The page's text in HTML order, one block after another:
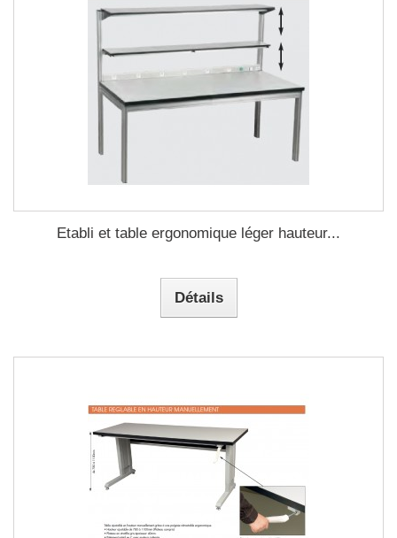
Etabli et table ergonomique léger hauteur...
Détails